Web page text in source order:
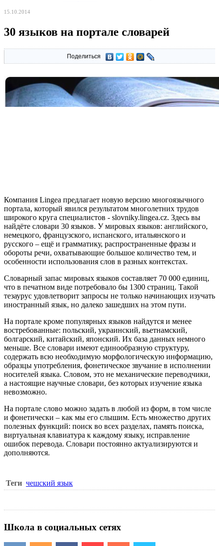
15.10.2014
30 языков на портале словарей
Поделиться
Компания Lingea предлагает новую версию многоязычного
портала, который явился результатом многолетних трудов
широкого круга специалистов - slovniky.lingea.cz. Здесь вы
найдёте словари 30 языков. У мировых языков: английского,
немецкого, французского, испанского, итальянского и
русского – ещё и грамматику, распространенные фразы и
обороты речи, охватывающие большое количество тем, и
особенности использования слов в разных контекстах.
Словарный запас мировых языков составляет 70 000 единиц,
что в печатном виде потребовало бы 1300 страниц. Такой
тезаурус удовлетворит запросы не только начинающих изучать
иностранный язык, но далеко зашедших на этом пути.
На портале кроме популярных языков найдутся и менее
востребованные: польский, украинский, вьетнамский,
болгарский, китайский, японский. Их база данных немного
меньше. Все словари имеют единообразную структуру,
содержать всю необходимую морфологическую информацию,
образцы употребления, фонетическое звучание в исполнении
носителей языка. Словом, это не механические переводчики,
а настоящие научные словари, без которых изучение языка
невозможно.
На портале слово можно задать в любой из форм, в том числе
и фонетически – как мы его слышим. Есть множество других
полезных функций: поиск во всех разделах, память поиска,
виртуальная клавиатура к каждому языку, исправление
ошибок перевода. Словари постоянно актуализируются и
дополняются.
Теги чешский язык
Школа в социальных сетях